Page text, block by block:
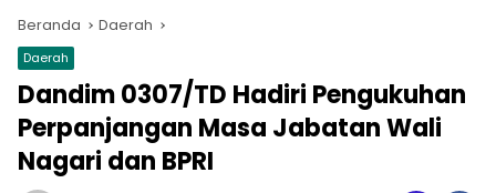
Beranda Daerah
Daerah
Dandim 0307/TD Hadiri Pengukuhan
Perpanjangan Masa Jabatan Wali
Nagari dan BPRI